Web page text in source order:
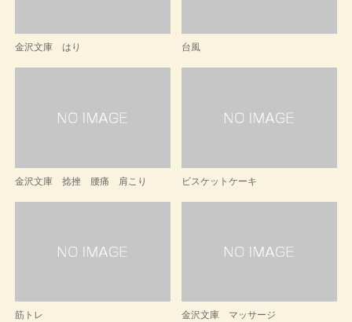
金沢文庫 はり 台風
金沢文庫 捻挫 腰痛 肩こり ビスケットケーキ
筋トレ 金沢文庫 マッサージ